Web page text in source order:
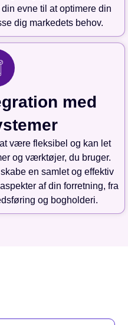
evne til at optimere din
dig markedets behov.
med
være fleksibel og kan let
og værktøjer, du bruger.
en samlet og effektiv
af din forretning, fra
og bogholderi.